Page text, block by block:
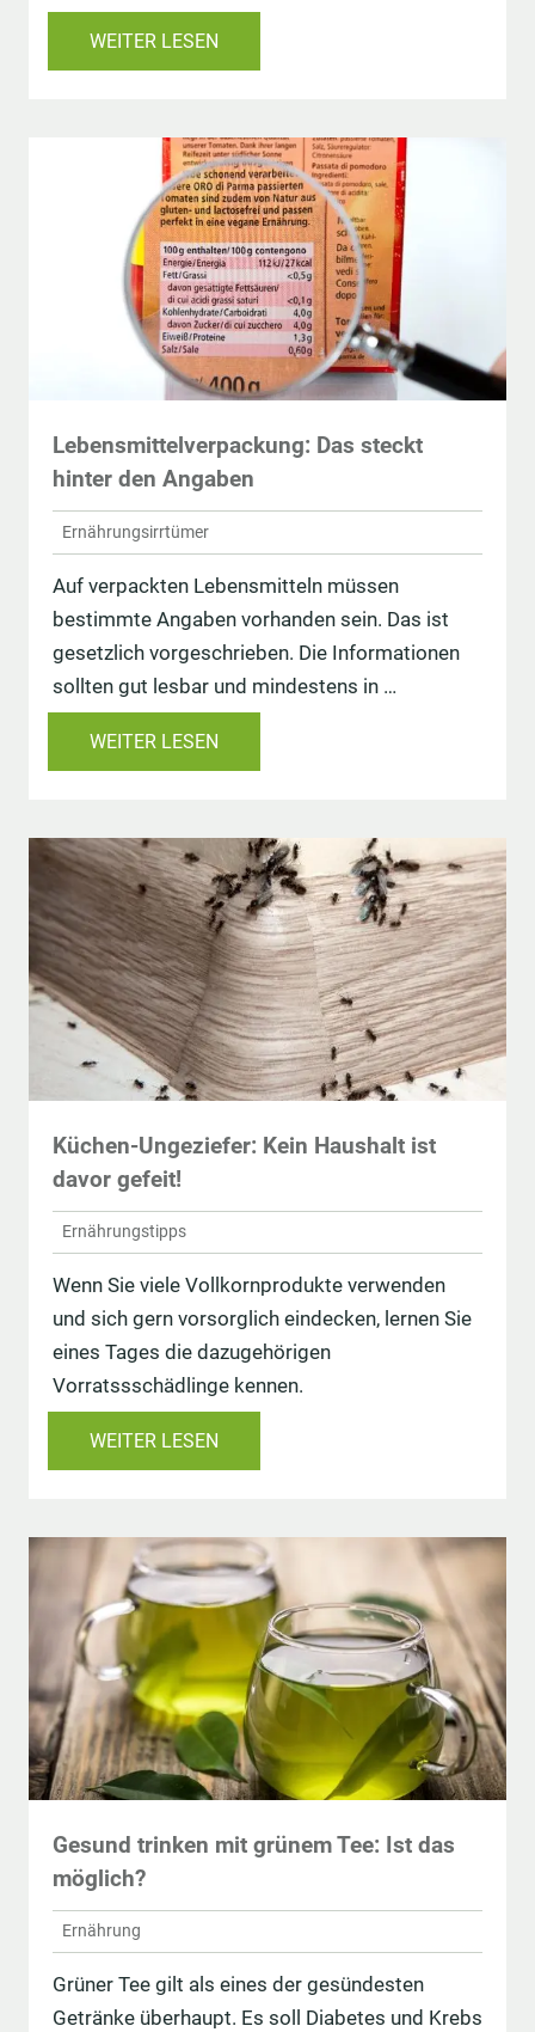
WEITER LESEN
Lebensmittelverpackung: Das steckt
hinter den Angaben
Ernährungsirrtümer
Auf verpackten Lebensmitteln müssen
bestimmte Angaben vorhanden sein. Das ist
gesetzlich vorgeschrieben. Die Informationen
sollten gut lesbar und mindestens in …
WEITER LESEN
Küchen-Ungeziefer: Kein Haushalt ist
davor gefeit!
Ernährungstipps
Wenn Sie viele Vollkornprodukte verwenden
und sich gern vorsorglich eindecken, lernen Sie
eines Tages die dazugehörigen
Vorratssschädlinge kennen.
WEITER LESEN
Gesund trinken mit grünem Tee: Ist das
möglich?
Ernährung
Grüner Tee gilt als eines der gesündesten
Getränke überhaupt. Es soll Diabetes und Krebs